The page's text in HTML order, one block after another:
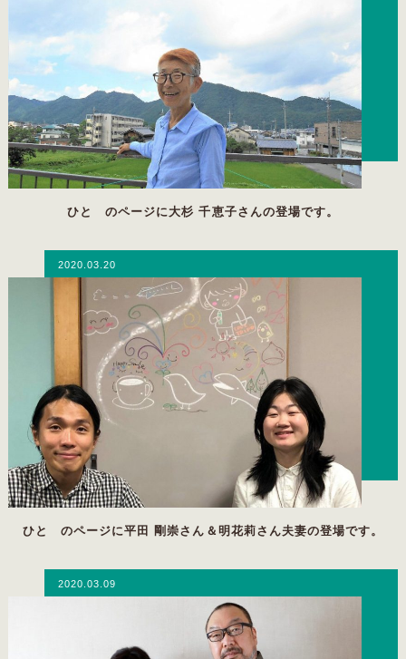
ひと のページに大杉 千恵子さんの登場です。
2020.03.20
ひと のページに平田 剛崇さん＆明花莉さん夫妻の登場です。
2020.03.09